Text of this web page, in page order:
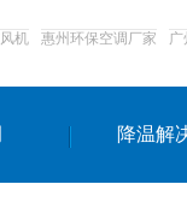
达州工业省电安装
机 惠州环保空调厂家 广
降温解